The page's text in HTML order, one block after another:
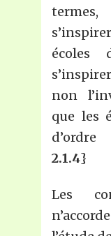
écoles
non
que les
2.1.4}
Les